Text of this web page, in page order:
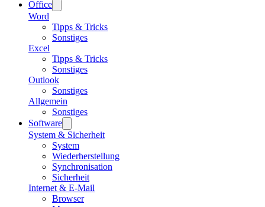
Office
Word
Tipps & Tricks
Sonstiges
Excel
Tipps & Tricks
Sonstiges
Outlook
Sonstiges
Allgemein
Sonstiges
Software
System & Sicherheit
System
Wiederherstellung
Synchronisation
Sicherheit
Internet & E-Mail
Browser